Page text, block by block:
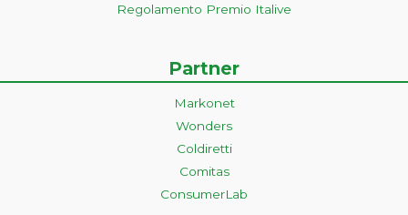
Regolamento Premio Italive
Partner
Markonet
Wonders
Coldiretti
Comitas
ConsumerLab